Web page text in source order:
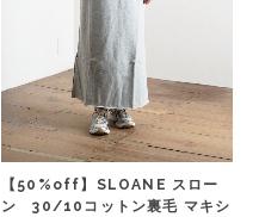
【50%off】SLOANE スロー
ン 30/10コットン裏毛 マキシ